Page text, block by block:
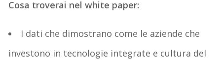
Cosa troverai nel white paper:
I dati che dimostrano come le aziende che
investono in tecnologie integrate e cultura del